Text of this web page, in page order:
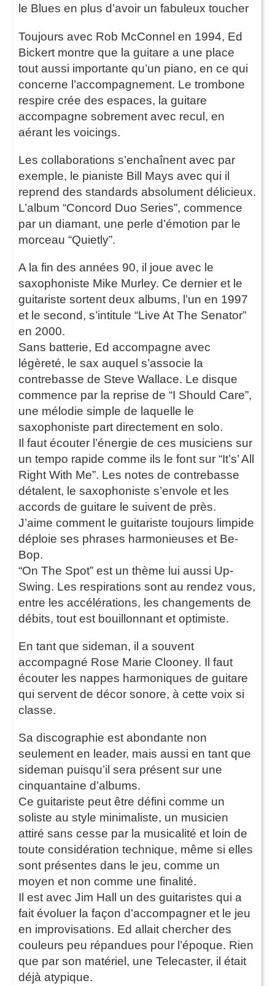
le Blues en plus d’avoir un fabuleux toucher
Toujours avec Rob McConnel en 1994, Ed
Bickert montre que la guitare a une place
tout aussi importante qu’un piano, en ce qui
concerne l’accompagnement. Le trombone
respire crée des espaces, la guitare
accompagne sobrement avec recul, en
aérant les voicings.
Les collaborations s’enchaînent avec par
exemple, le pianiste Bill Mays avec qui il
reprend des standards absolument délicieux.
L’album “Concord Duo Series”, commence
par un diamant, une perle d’émotion par le
morceau “Quietly”.
A la fin des années 90, il joue avec le
saxophoniste Mike Murley. Ce dernier et le
guitariste sortent deux albums, l’un en 1997
et le second, s’intitule “Live At The Senator”
en 2000.
Sans batterie, Ed accompagne avec
légèreté, le sax auquel s’associe la
contrebasse de Steve Wallace. Le disque
commence par la reprise de “I Should Care”,
une mélodie simple de laquelle le
saxophoniste part directement en solo.
Il faut écouter l’énergie de ces musiciens sur
un tempo rapide comme ils le font sur “It’s’ All
Right With Me”. Les notes de contrebasse
détalent, le saxophoniste s’envole et les
accords de guitare le suivent de près.
J’aime comment le guitariste toujours limpide
déploie ses phrases harmonieuses et Be-
Bop.
“On The Spot” est un thème lui aussi Up-
Swing. Les respirations sont au rendez vous,
entre les accélérations, les changements de
débits, tout est bouillonnant et optimiste.
En tant que sideman, il a souvent
accompagné Rose Marie Clooney. Il faut
écouter les nappes harmoniques de guitare
qui servent de décor sonore, à cette voix si
classe.
Sa discographie est abondante non
seulement en leader, mais aussi en tant que
sideman puisqu’il sera présent sur une
cinquantaine d’albums.
Ce guitariste peut être défini comme un
soliste au style minimaliste, un musicien
attiré sans cesse par la musicalité et loin de
toute considération technique, même si elles
sont présentes dans le jeu, comme un
moyen et non comme une finalité.
Il est avec Jim Hall un des guitaristes qui a
fait évoluer la façon d’accompagner et le jeu
en improvisations. Ed allait chercher des
couleurs peu répandues pour l’époque. Rien
que par son matériel, une Telecaster, il était
déjà atypique.